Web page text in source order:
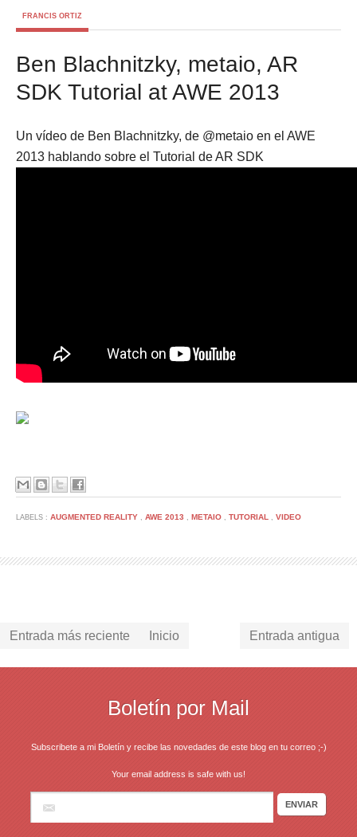
FRANCIS ORTIZ
Ben Blachnitzky, metaio, AR
SDK Tutorial at AWE 2013
Un vídeo de Ben Blachnitzky, de @metaio en el AWE
2013 hablando sobre el Tutorial de AR SDK
LABELS : AUGMENTED REALITY , AWE 2013 , METAIO , TUTORIAL , VIDEO
Entrada más reciente Entrada antigua
Inicio
Boletín por Mail
Subscribete a mi Boletín y recibe las novedades de este blog en tu correo ;-)
Your email address is safe with us!